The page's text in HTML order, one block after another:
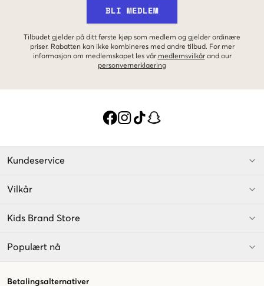
BLI MEDLEM
Tilbudet gjelder på ditt første kjøp som medlem og gjelder ordinære
priser. Rabatten kan ikke kombineres med andre tilbud. For mer
informasjon om medlemskapet les vår medlemsvilkår and our
personvernerklaering
Kundeservice
Vilkår
Kids Brand Store
Populært nå
Betalingsalternativer